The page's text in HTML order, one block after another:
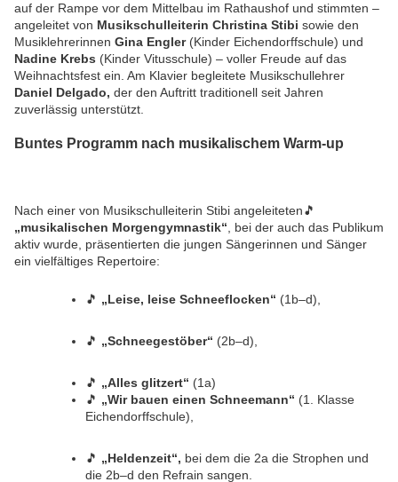
auf der Rampe vor dem Mittelbau im Rathaushof und stimmten –
angeleitet von Musikschulleiterin Christina Stibi sowie den
Musiklehrerinnen Gina Engler(Kinder Eichendorffschule) und
Nadine Krebs (Kinder Vitusschule) – voller Freude auf das
Weihnachtsfest ein. Am Klavier begleitete Musikschullehrer
Daniel Delgado, der den Auftritt traditionell seit Jahren
zuverlässig unterstützt.
Buntes Programm nach musikalischem Warm-up
Nach einer von Musikschulleiterin Stibi angeleiteten🎵
„musikalischen Morgengymnastik“ , bei der auch das Publikum
aktiv wurde, präsentierten die jungen Sängerinnen und Sänger
ein vielfältiges Repertoire:
🎵 „Leise, leise Schneeflocken“ (1b–d),
🎵 „Schneegestöber“ (2b–d),
🎵 „Alles glitzert“ (1a)
🎵 „Wir bauen einen Schneemann“ (1. Klasse
Eichendorffschule),
🎵 „Heldenzeit“, bei dem die 2a die Strophen und
die 2b–d den Refrain sangen.